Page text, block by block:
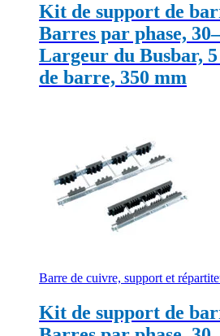
Kit de support de
Barres par phase,
Largeur du Busbar,
de barre, 350 mm
Barre de cuivre, support et
Kit de support de